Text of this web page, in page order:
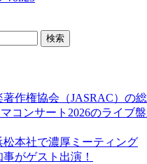
検索
著作権協会（JASRAC）の
コンサート2026のライブ
松本社で濃厚ミーティング
がゲスト出演！